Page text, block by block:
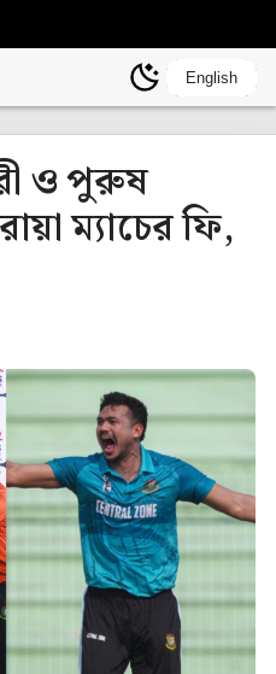
English
ও পুরুষ
ম্যাচের ফি,